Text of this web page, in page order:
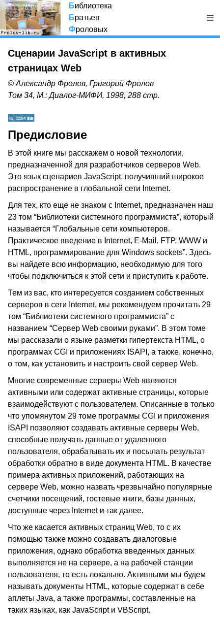
Библиотека
Братьев
Фроловых
Сценарии JavaScript в активных
страницах Web
© Александр Фролов, Григорий Фролов
Том 34, М.: Диалог-МИФИ, 1998, 288 стр.
Предисловие
В этой книге мы расскажем о новой технологии,
предназначенной для разработчиков серверов Web.
Это язык сценариев JavaScript, получивший широкое
распространение в глобальной сети Internet.
Для тех, кто еще не знаком с Internet, предназначен наш
23 том “Библиотеки системного программиста”, который
называется “Глобальные сети компьютеров.
Практическое введение в Internet, E-Mail, FTP, WWW и
HTML, программирование для Windows sockets”. Здесь
вы найдете всю информацию, необходимую для того
чтобы подключиться к этой сети и приступить к работе.
Тем из вас, кто интересуется созданием собственных
серверов в сети Internet, мы рекомендуем прочитать 29
том “Библиотеки системного программиста” с
названием “Сервер Web своими руками”. В этом томе
мы рассказали о языке разметки гипертекста HTML, о
программах CGI и приложениях ISAPI, а также, конечно,
о том, как установить и настроить свой сервер Web.
Многие современные серверы Web являются
активными или содержат активные страницы, которые
взаимодействуют с пользователем. Описанные в только
что упомянутом 29 томе программы CGI и приложения
ISAPI позволяют создавать активные серверы Web,
способные получать данные от удаленного
пользователя, обрабатывать их и посылать результат
обработки обратно в виде документа HTML. В качестве
примера активных приложений, работающих на
сервере Web, можно назвать чрезвычайно популярные
счетчики посещений, гостевые книги, базы данных,
доступные через Internet и так далее.
Что же касается активных страниц Web, то с их
помощью также можно создавать диалоговые
приложения, однако обработка введенных данных
выполняется не на сервере, а на рабочей станции
пользователя, то есть локально. Активными мы будем
называть документы HTML, которые содержат в себе
аплеты Java, а также программы, составленные на
таких языках, как JavaScript и VBScript.